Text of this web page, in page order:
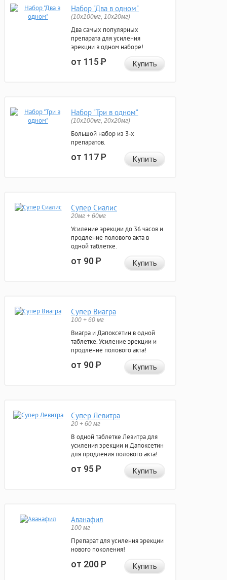
Набор "Два в одном"
(10x100мг, 10x20мг)
Два самых популярных
препарата для усиления
эрекции в одном наборе!
от 115Р Купить
Набор "Три в одном"
(10x100мг, 20x20мг)
Большой набор из 3-х
препаратов.
от 117Р Купить
Супер Сиалис
20мг + 60мг
Усиление эрекции до 36 часов и
продление полового акта в
одной таблетке.
от 90Р Купить
Супер Виагра
100 + 60 мг
Виагра и Дапоксетин в одной
таблетке. Усиление эрекции и
продление полового акта!
от 90Р Купить
Супер Левитра
20 + 60 мг
В одной таблетке Левитра для
усиления эрекции и Дапоксетин
для продления полового акта!
от 95Р Купить
Аванафил
100 мг
Препарат для усиления эрекции
нового поколения!
от 200Р Купить